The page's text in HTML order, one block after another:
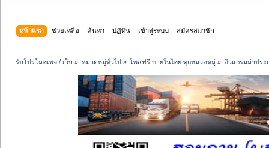
หน้าแรก ช่วยเหลือ ค้นหา ปฏิทิน เข้าสู่ระบบ สมัครสมาชิก
รับโปรโมทเพจ / เว็บ » หมวดหมู่ทั่วไป» โพสฟรี ขายในไทย ทุกหมวดหมู่» ติวแกรมม่าประ